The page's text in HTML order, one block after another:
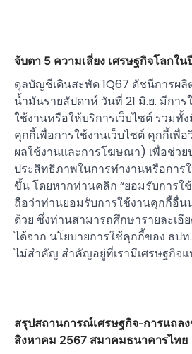
จับตา 5 ความเสี่ยง เศรษฐกิจโลกใน
ดุลบัญชีเดินสะพัด 1Q67 ดัชนีการผลิ
น้ำมันรายสัปดาห์ วันที่ 21 มิ.ย. มีกา
ใช้งานหรือให้บริการเว็บไซต์ รวมทั้
คุกกี้เพื่อการใช้งานเว็บไซต์ คุกกี้เพื่
ผลใช้งานและการโฆษณา) เพื่อช่วย
ประสิทธิภาพในการทำงานหรือการ
ขึ้น โดยหากท่านคลิก “ยอมรับการใ
ถือว่าท่านยอมรับการใช้งานคุกกี้อื่น
ด้วย ซึ่งท่านสามารถศึกษารายละเอี
ได้จาก นโยบายการใช้คุกกี้ของ ธปท
ไม่สำคัญ สำคัญอยู่ที่เรามีเศรษฐกิจ
สรุปสถานการณ์เศรษฐกิจ-การแถล
สิงหาคม 2567 สมาคมธนาคารไทย